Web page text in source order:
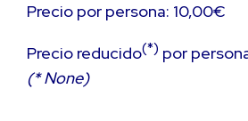
Precio por persona: 10,00€
Precio reducido(*) por
(* None)